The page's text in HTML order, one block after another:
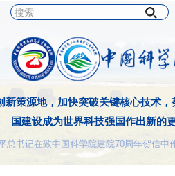
新策源地，加快突破关键核心技术
国建设成为世界科技强国作出新的
书记在致中国科学院建院70周年贺信中